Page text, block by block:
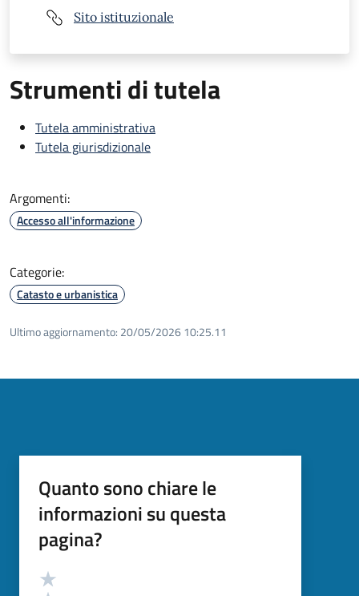
Sito istituzionale
Strumenti di tutela
Tutela amministrativa
Tutela giurisdizionale
Argomenti:
Accesso all'informazione
Categorie:
Catasto e urbanistica
Ultimo aggiornamento: 20/05/2026 10:25.11
Quanto sono chiare le
informazioni su questa
pagina?
Valutazione